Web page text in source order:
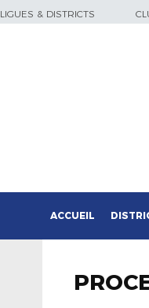
LIGUES & DISTRICTS
ACCUEIL